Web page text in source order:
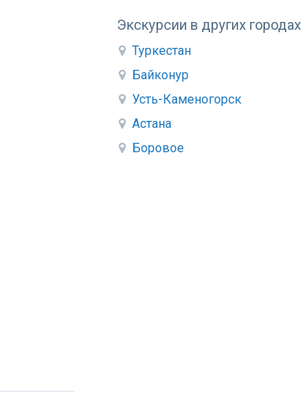
Экскурсии в других городах
Туркестан
Байконур
Усть-Каменогорск
Астана
Боровое